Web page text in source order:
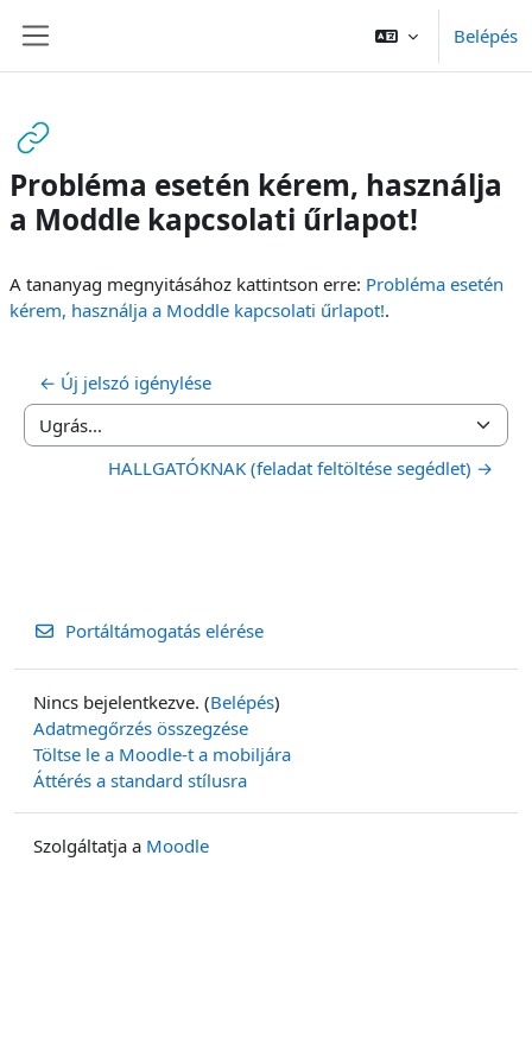
Belépés
Probléma esetén kérem, használja
a Moddle kapcsolati űrlapot!
A tananyag megnyitásához kattintson erre: Probléma esetén
kérem, használja a Moddle kapcsolati űrlapot!.
← Új jelszó igénylése
Ugrás...
HALLGATÓKNAK (feladat feltöltése segédlet) →
Portáltámogatás elérése
Nincs bejelentkezve. (Belépés)
Adatmegőrzés összegzése
Töltse le a Moodle-t a mobiljára
Áttérés a standard stílusra
Szolgáltatja a Moodle